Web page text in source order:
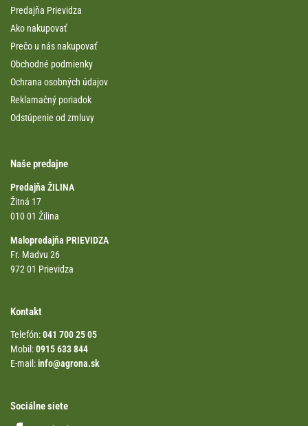
Predajňa Prievidza
Ako nakupovať
Prečo u nás nakupovať
Obchodné podmienky
Ochrana osobných údajov
Reklamačný poriadok
Odstúpenie od zmluvy
Naše predajne
Predajňa ŽILINA
Žitná 17
010 01 Žilina
Malopredajňa PRIEVIDZA
Fr. Madvu 26
972 01 Prievidza
Kontakt
Telefón:041 700 25 05
Mobil:0915 633 844
E-mail:info@agrona.sk
Sociálne siete